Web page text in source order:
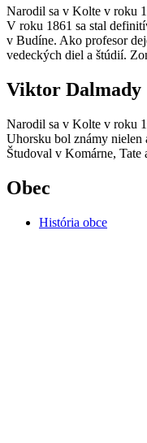
Narodil sa v Kolte v roku
V roku 1861 sa stal
v Budíne. Ako profesor
vedeckých diel a štúdií.
Viktor Dalmady
Narodil sa v Kolte v roku
Uhorsku bol známy nielen
Študoval v Komárne, Tate
Obec
História obce